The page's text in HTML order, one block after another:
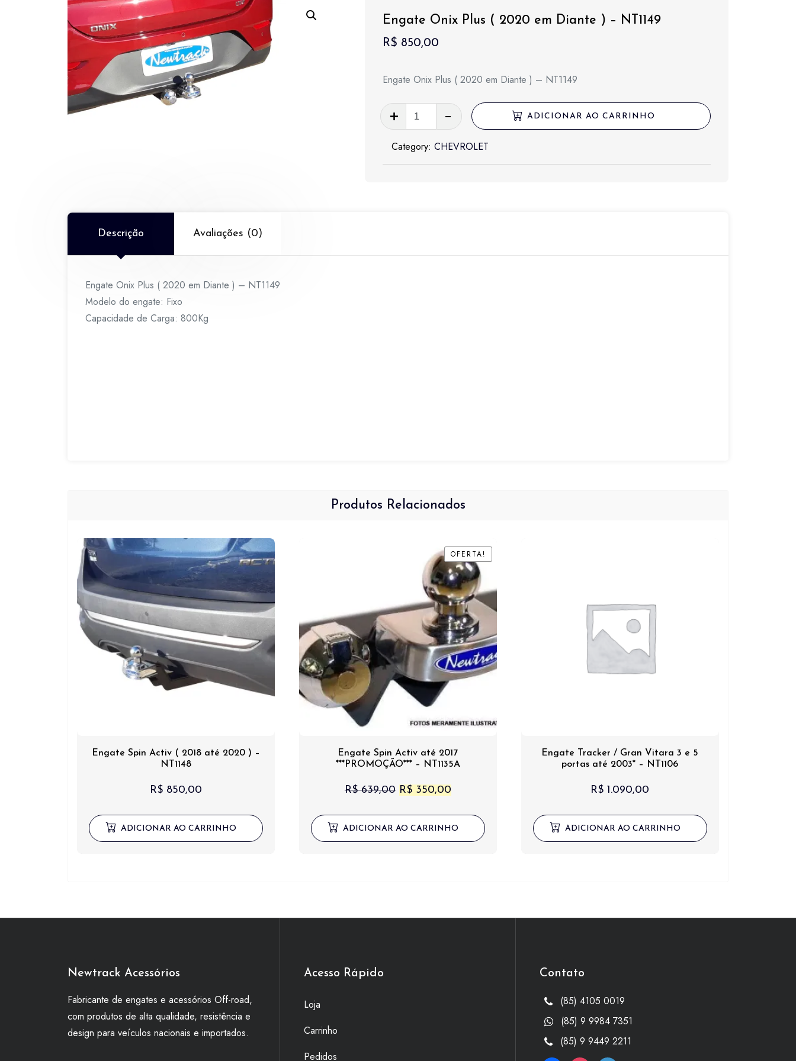
Engate Onix Plus ( 2020 em Diante ) – NT1149
R$ 850,00
Engate Onix Plus ( 2020 em Diante ) – NT1149
Engate
Onix
Plus
ADICIONAR AO CARRINHO
Category:CHEVROLET
Descrição Avaliações (0)
Engate Onix Plus ( 2020 em Diante ) – NT1149
Modelo do engate: Fixo
Capacidade de Carga: 800Kg
Produtos Relacionados
Engate Spin Activ ( 2018 até 2020 ) –
NT1148
R$850,00
ADICIONAR AO CARRINHO
OFERTA!
OFERTA!
Engate Spin Activ até 2017
***PROMOÇÃO*** – NT1135A
R$639,00 O
original
R$350,00O
atual
ADICIONAR AO CARRINHO
Engate Tracker / Gran Vitara 3 e 5
portas até 2003* – NT1106
R$ 1.090,00
ADICIONAR AO CARRINHO
Newtrack Acessórios
Fabricante de engates e acessórios Off-road,
com produtos de alta qualidade, resistência e
design para veículos nacionais e importados.
Acesso Rápido
Loja
Carrinho
Pedidos
Contato
(85) 4105 0019
(85) 9 9984 7351
(85) 9 9449 2211